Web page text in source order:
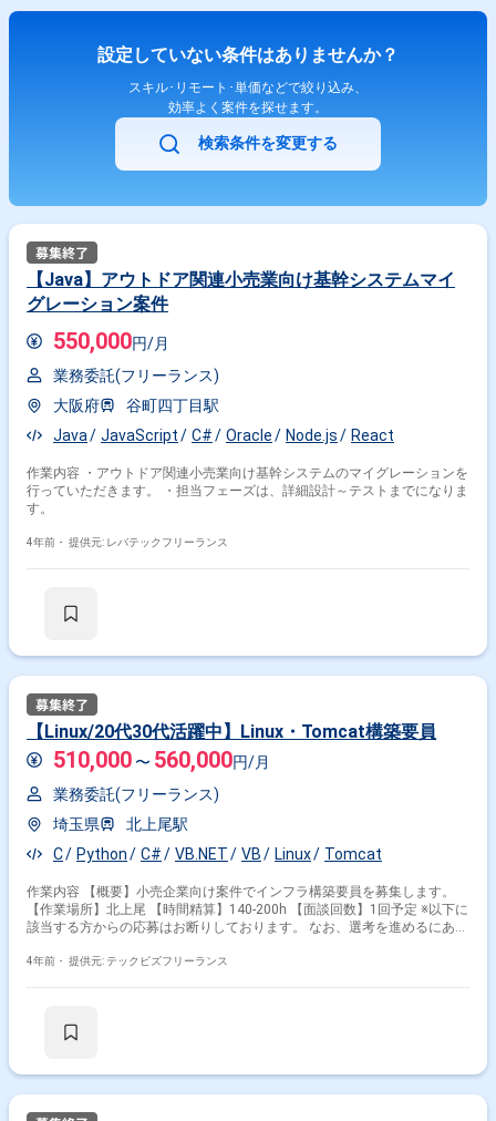
設定していない条件はありませんか？
スキル･リモート･単価などで絞り込み、
効率よく案件を探せます。
検索条件を変更する
【Java】アウトドア関連小売業向け基幹システムマイ
グレーション案件
550,000円/月
業務委託(フリーランス)
大阪府
谷町四丁目駅
Java
JavaScript C# Oracle Node.js React
作業内容 ・アウトドア関連小売業向け基幹システムのマイグレーションを
行っていただきます。 ・担当フェーズは、詳細設計～テストまでになりま
す。
4年前・ 提供元: レバテックフリーランス
【Linux/20代30代活躍中】Linux・Tomcat構築要員
510,000 〜 560,000円/月
業務委託(フリーランス)
埼玉県
北上尾駅
C
Python C# VB.NET VB Linux Tomcat
作業内容 【概要】小売企業向け案件でインフラ構築要員を募集します。
【作業場所】北上尾 【時間精算】140-200h 【面談回数】1回予定 ※以下に
該当する方からの応募はお断りしております。 なお、選考を進めるにあた
働できない方 --------------------------------------------------------
4年前・ 提供元: テックビズフリーランス